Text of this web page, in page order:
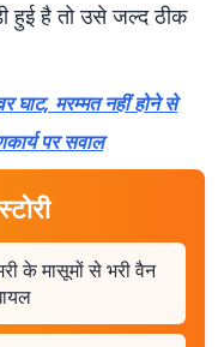
हुई है तो उसे जल्द ठीक
घाट, मरम्मत नहीं होने से
पर सवाल
के मासूमों से भरी वैन